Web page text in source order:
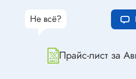
Прайс-лист за
Не всё?